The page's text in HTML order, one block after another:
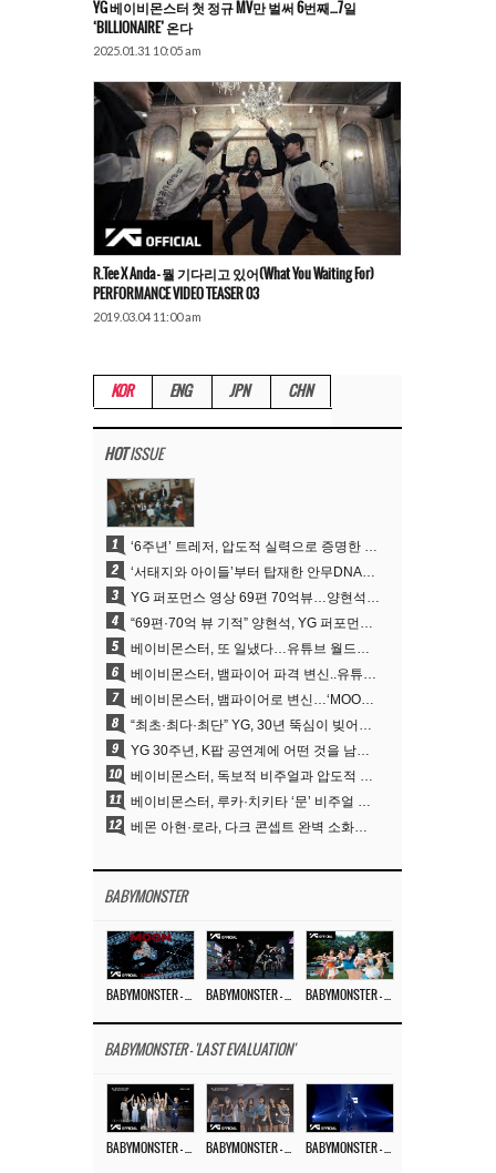
YG 베이비몬스터 첫 정규 MV만 벌써 6번째…7일
‘BILLIONAIRE’ 온다
2025.01.31 10:05 am
R.Tee X Anda – 뭘 기다리고 있어(What You Waiting For)
PERFORMANCE VIDEO TEASER 03
2019.03.04 11:00 am
KOR ENG JPN CHN
HOTISSUE
1 ‘6주년’ 트레저, 압도적 실력으로 증명한 ‘YG의 보물’ 진가
2 ‘서태지와 아이들’부터 탑재한 안무DNA…양현석, YG 퍼포먼스 비디오 70억 뷰 신화의 시작
3 YG 퍼포먼스 영상 69편 70억뷰…양현석 제작 철학 통했다
4 “69편·70억 뷰 기적” 양현석, YG 퍼포먼스 비디오 100% 직접 만든 이유
5 베이비몬스터, 또 일냈다…유튜브 월드와이드 1위
6 베이비몬스터, 뱀파이어 파격 변신..유튜브 트렌딩 1위 직행
7 베이비몬스터, 뱀파이어로 변신…‘MOON’으로 찍은 3개월 프로젝트
8 “최초·최다·최단” YG, 30년 뚝심이 빚어낸 K팝 투어의 새 지평
9 YG 30주년, K팝 공연계에 어떤 것을 남겼나
10 베이비몬스터, 독보적 비주얼과 압도적 소화력..’MOON’
11 베이비몬스터, 루카·치키타 ‘문’ 비주얼 공개…절제된 카리스마·유니크 비주얼
12 베몬 아현·로라, 다크 콘셉트 완벽 소화…’문’ 비주얼 포토 공개
BABYMONSTER
BABYMONSTER - 'LAST EVALUATION'